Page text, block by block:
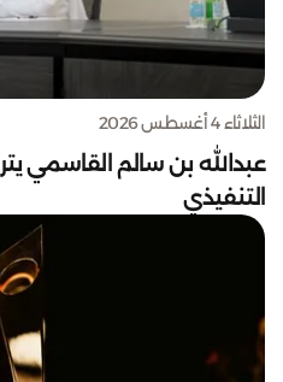
الثلاثاء 4 أغسطس 2026
عبدالله بن سالم القاسمي
التنفيذي